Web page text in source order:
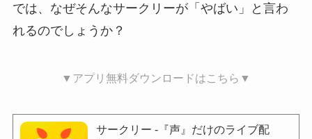
では、なぜそんなサークリーが「やばい」と言わ
れるのでしょうか？
▼アプリ無料ダウンロードはこちら▼
サークリー -『声』だけのライブ配